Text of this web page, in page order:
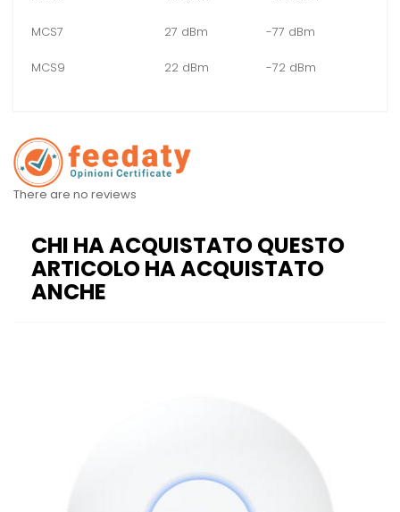
MCS7 27 dBm -77 dBm
MCS9 22 dBm -72 dBm
There are no reviews
CHI HA ACQUISTATO QUESTO
ARTICOLO HA ACQUISTATO
ANCHE